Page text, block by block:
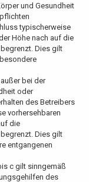
und Gesundheit
typischerweise
Höhe nach auf die
Dies gilt
bei der
oder
des Betreibers
vorhersehbaren
die
Dies gilt
entgangenen
c gilt sinngemäß
des